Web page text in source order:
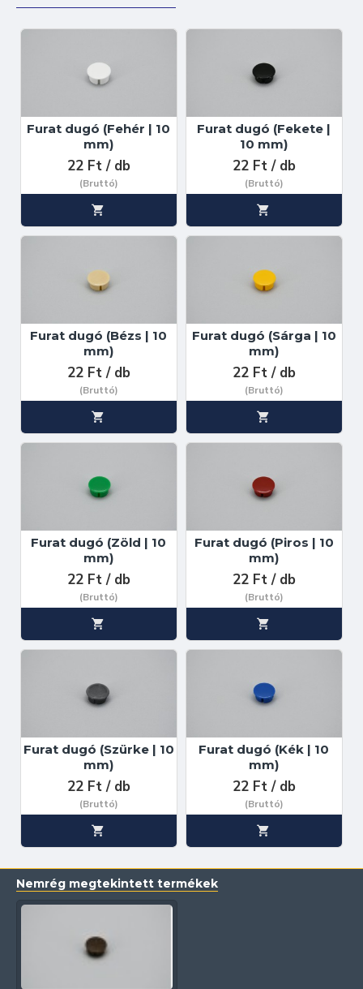
Furat dugó (Fehér | 10
mm)
22 Ft / db
(Bruttó)
Furat dugó (Fekete |
10 mm)
22 Ft / db
(Bruttó)
Furat dugó (Bézs | 10
mm)
22 Ft / db
(Bruttó)
Furat dugó (Sárga | 10
mm)
22 Ft / db
(Bruttó)
Furat dugó (Zöld | 10
mm)
22 Ft / db
(Bruttó)
Furat dugó (Piros | 10
mm)
22 Ft / db
(Bruttó)
Furat dugó (Szürke | 10
mm)
22 Ft / db
(Bruttó)
Furat dugó (Kék | 10
mm)
22 Ft / db
(Bruttó)
Nemrég megtekintett termékek